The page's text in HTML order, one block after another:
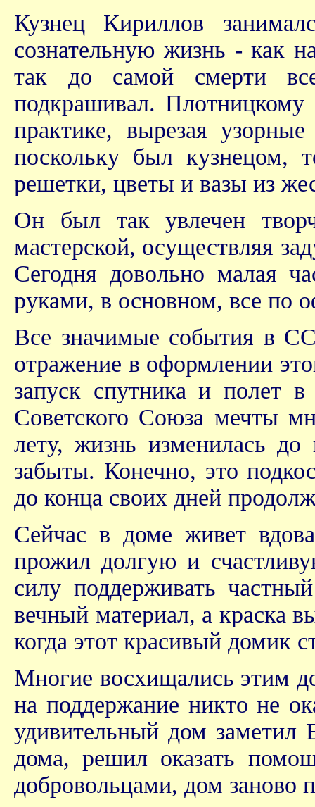
Кузнец Кириллов
сознательную жизнь - как
так до самой смерти
подкрашивал.
практике, вырезая
поскольку был кузнецом,
решетки, цветы и вазы из
Он был так увлечен
мастерской, осуществляя
Сегодня довольно малая
руками, в основном, все по
Все значимые события в
отражение в оформлении
запуск спутника и полет
Советского Союза мечты
лету, жизнь изменилась до
забыты. Конечно, это
до конца своих дней
Сейчас в доме живет
прожил долгую и
силу поддерживать
вечный материал, а краска
когда этот красивый домик
Многие восхищались этим
на поддержание никто не
удивительный дом заметил
дома, решил оказать
добровольцами, дом заново